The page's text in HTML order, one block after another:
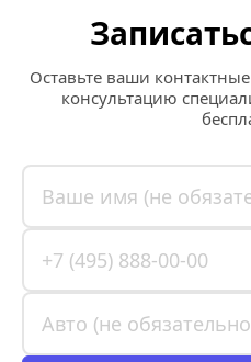
Оставьте ваши
консультацию